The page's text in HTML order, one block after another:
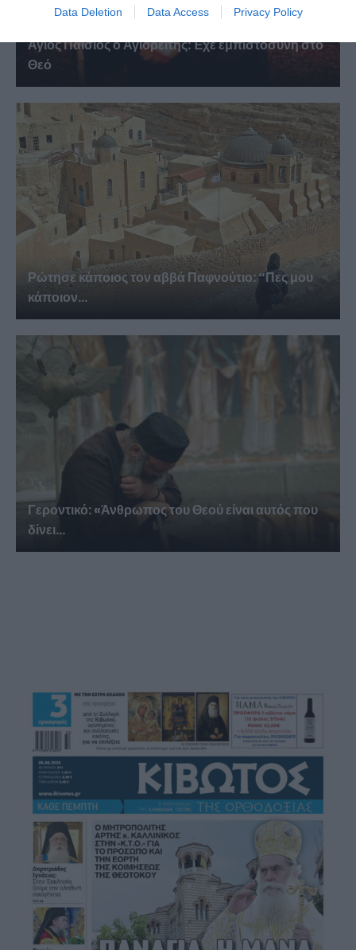
Data Deletion Data Access Privacy Policy
Άγιος Παΐσιος ο Αγιορείτης: Ἐχε εμπιστοσύνη στο
Θεό
Ρώτησε κάποιος τον αββά Παφνούτιο: “Πες μου
κάποιον...
Γεροντικό: «Άνθρωπος του Θεού είναι αυτός που
δίνει...